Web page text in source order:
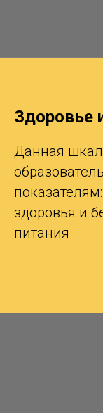
Здоровье
Данная
здоровья и
питания